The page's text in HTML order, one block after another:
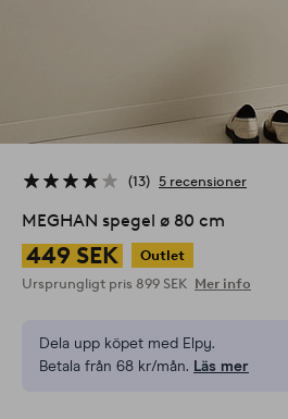
13 5 recensioner
MEGHAN spegel ø 80 cm
449 SEK
Outlet
Ursprungligt pris 899 SEK Mer info
Dela upp köpet med Elpy.
Betala från 68 kr/mån. Läs mer